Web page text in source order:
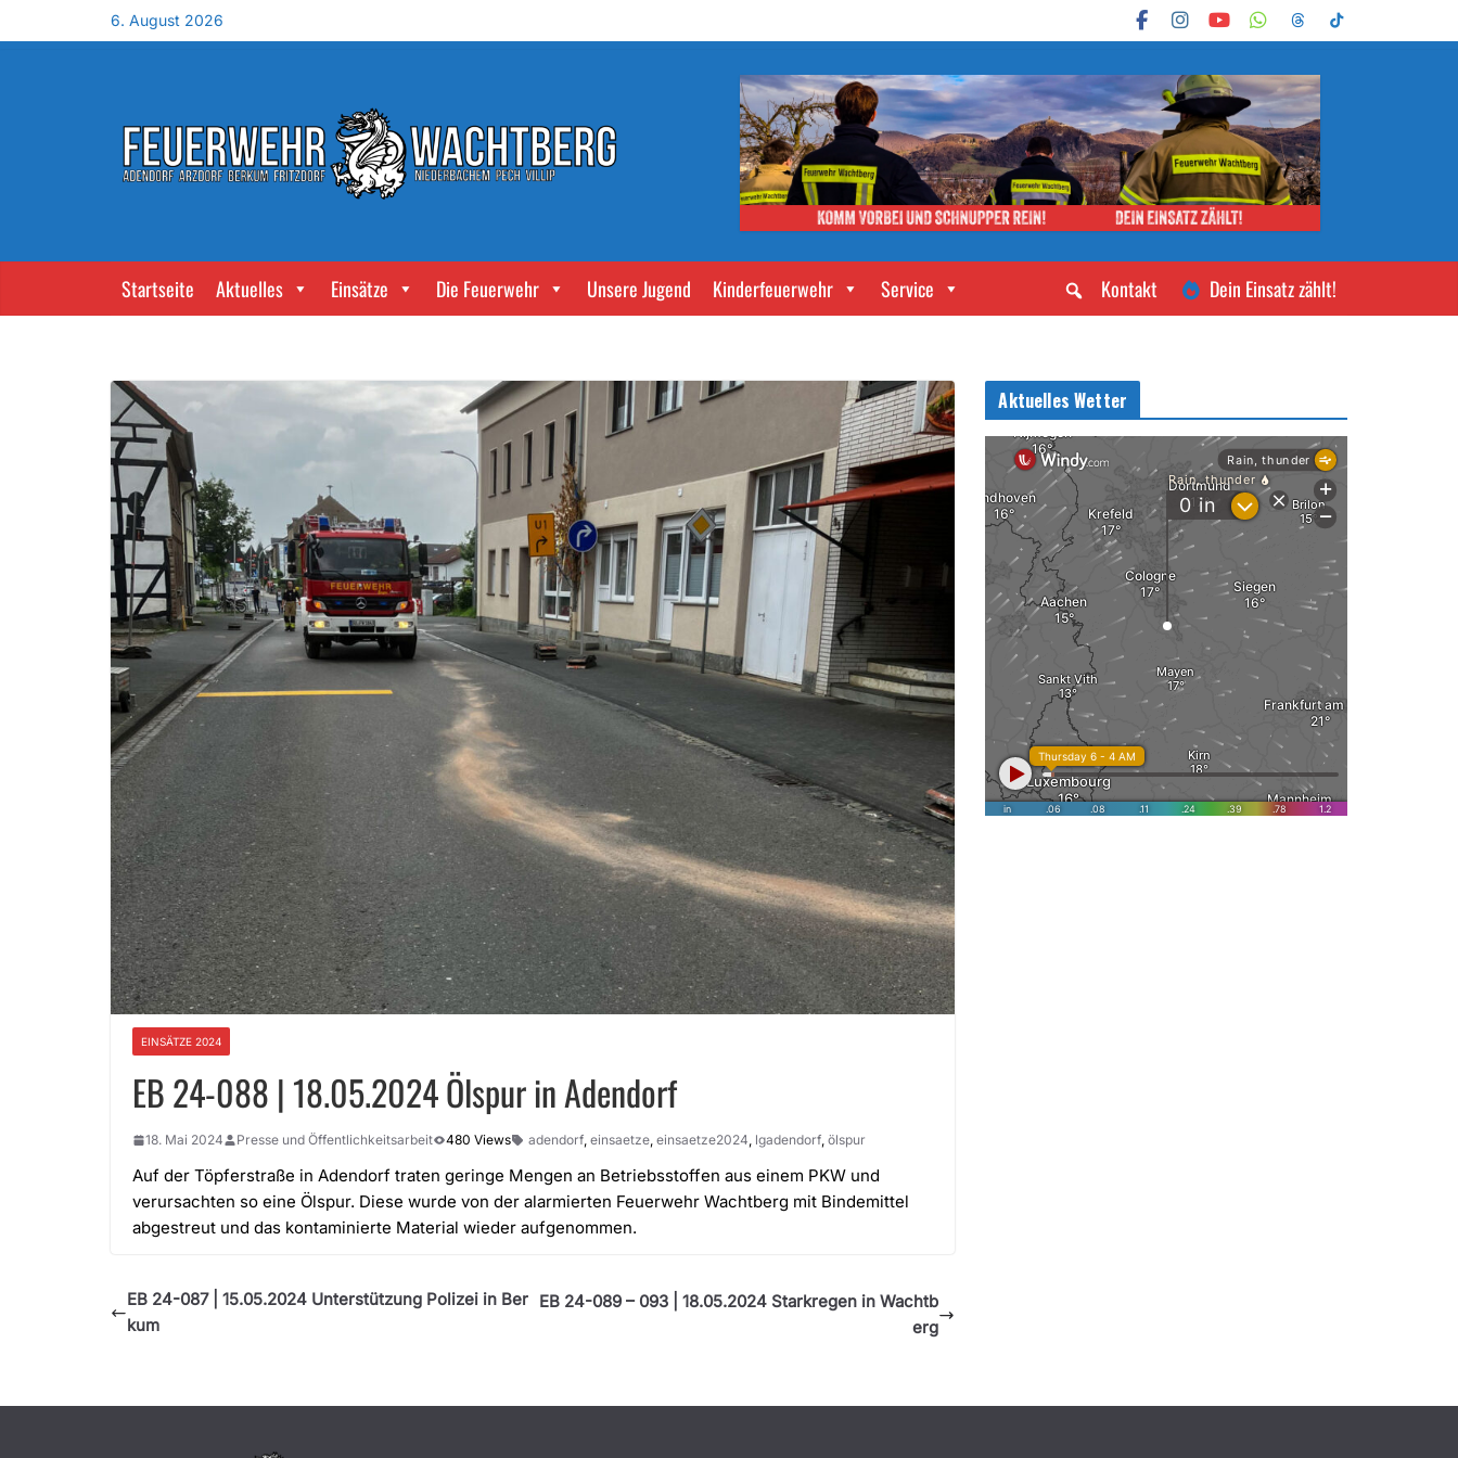
6. August 2026
Startseite Aktuelles Einsätze Die Feuerwehr Unsere Jugend Kinderfeuerwehr Service Dein Einsatz zählt!
Kontakt
EINSÄTZE 2024
EB 24-088 | 18.05.2024 Ölspur in Adendorf
18. Mai 2024 Presse und Öffentlichkeitsarbeit 480 Views adendorf, einsaetze, einsaetze2024, lgadendorf, ölspur
Auf der Töpferstraße in Adendorf traten geringe Mengen an Betriebsstoffen aus einem PKW und
verursachten so eine Ölspur. Diese wurde von der alarmierten Feuerwehr Wachtberg mit Bindemittel
abgestreut und das kontaminierte Material wieder aufgenommen.
EB 24-087 | 15.05.2024 Unterstützung Polizei in Ber
kum
EB 24-089 – 093 | 18.05.2024 Starkregen in Wachtb
erg
Aktuelles Wetter